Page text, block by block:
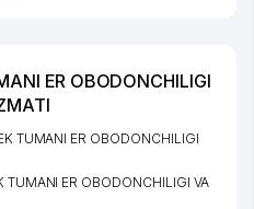
ER OBODONCHILIGI
TUMANI ER OBODONCHILIGI
TUMANI ER OBODONCHILIGI VA